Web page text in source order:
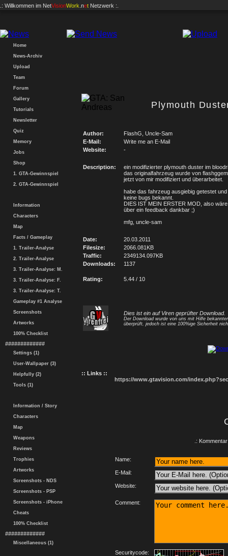
.: Willkommen im NetVisionWork .net Netzwerk :.
Home
News-Archiv
Upload
Team
Forum
Gallery
Tutorials
Newsletter
Quiz
Memory
Jobs
Shop
1. GTA-Gewinnspiel
2. GTA-Gewinnspiel
Information
Characters
Map
Facts / Gameplay
1. Trailer-Analyse
2. Trailer-Analyse
3. Trailer-Analyse: M.
3. Trailer-Analyse: F.
3. Trailer-Analyse: T.
Gameplay #1 Analyse
Screenshots
Artworks
100% Checklist
#############
Settings (1)
User-Wallpaper (3)
Helpfully (2)
Tools (1)
Information / Story
Characters
Map
Weapons
Reviews
Trophies
Artworks
Screenshots - NDS
Screenshots - PSP
Screenshots - iPhone
Cheats
100% Checklist
#############
Miscellaneous (1)
Plymouth
Author:
FlashG, Uncle-Sam
E-Mail:
Write me an E-Mail
Website:
-
Description:
ein modifizierter plymouth duster im
das originalfahrzeug wurde von
jetzt von mir modifiziert und überarbeitet.
habe das fahrzeug ausgiebig getestet
keine bugs bekannt.
DIES IST MEIN ERSTER MOD, also
über ein feedback dankbar ;)
mfg, uncle-sam
Date:
20.03.2011
Filesize:
2066.081KB
Traffic:
2349134.097KB
Downloads:
1137
Rating: 5.44 / 10
Dies ist ein auf Viren geprüfter Download.
Der Download wurde von uns mit Hilfe
überprüft, jedoch ist eine 100%ige Sicherheit
:: Links ::
https://www.gtavision.com/
.:
Name:
E-Mail:
Website:
Comment:
Securitycode: